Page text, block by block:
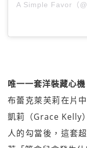
A Simple Favor（
唯一一套洋裝藏心機
布蕾克萊芙莉在片
凱莉（Grace Kelly
人的勾當後，這套